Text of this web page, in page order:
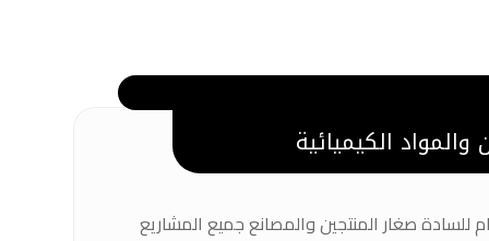
الكيميائية
للسادة صغار المنتجين والمصانع جميع المشاريع